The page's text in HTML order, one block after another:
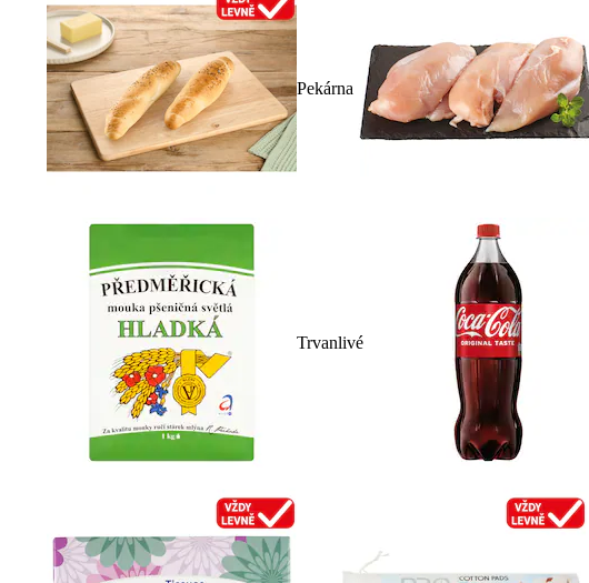
Pekárna
Trvanlivé